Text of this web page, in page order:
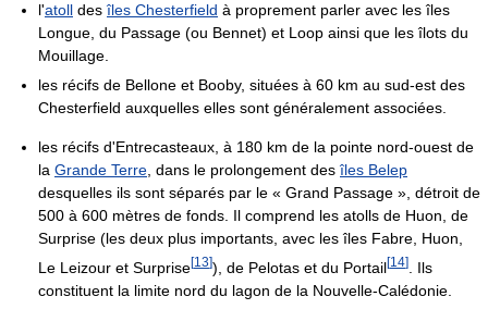
l'atoll desîles Chesterfield à proprement parler avec les îles
Longue, du Passage (ou Bennet) et Loop ainsi que les îlots du
Mouillage.
les récifs de Bellone et Booby, situées à 60 km au sud-est des
Chesterfield auxquelles elles sont généralement associées.
les récifs d'Entrecasteaux, à 180 km de la pointe nord-ouest de
la Grande Terre , dans le prolongement desîles Belep
desquelles ils sont séparés par le « Grand Passage », détroit de
500 à 600 mètres de fonds. Il comprend les atolls de Huon, de
Surprise (les deux plus importants, avec les îles Fabre, Huon,
Le Leizour et Surprise[13]), de Pelotas et du Portail[14]
. Ils
constituent la limite nord du lagon de la Nouvelle-Calédonie.